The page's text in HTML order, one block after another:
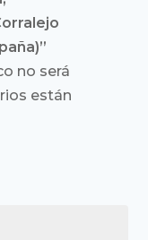
no será
están